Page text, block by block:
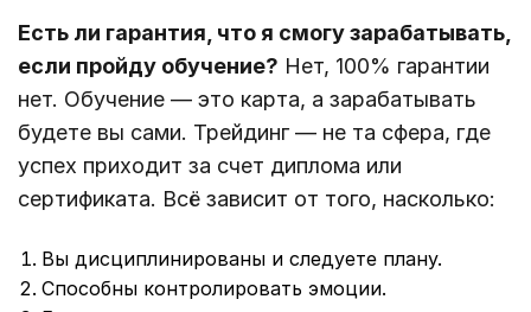
Есть ли гарантия, что я смогу зарабатывать,
если пройду обучение? Нет, 100% гарантии
нет. Обучение — это карта, а зарабатывать
будете вы сами. Трейдинг — не та сфера, где
успех приходит за счет диплома или
сертификата. Всё зависит от того, насколько:
Вы дисциплинированы и следуете плану.
Способны контролировать эмоции.